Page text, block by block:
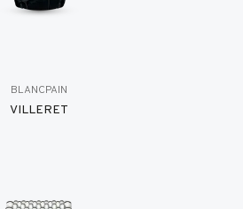
BLANCPAIN
VILLERET